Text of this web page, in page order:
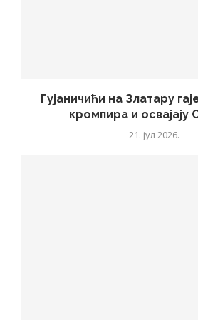
Гујаничићи на Златару
кромпира и освајају
21. јул 2026.